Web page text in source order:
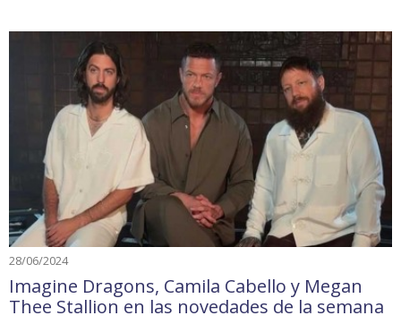
28/06/2024
Imagine Dragons, Camila Cabello y Megan
Thee Stallion en las novedades de la semana